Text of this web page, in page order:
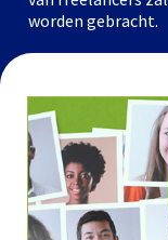
worden gebracht.